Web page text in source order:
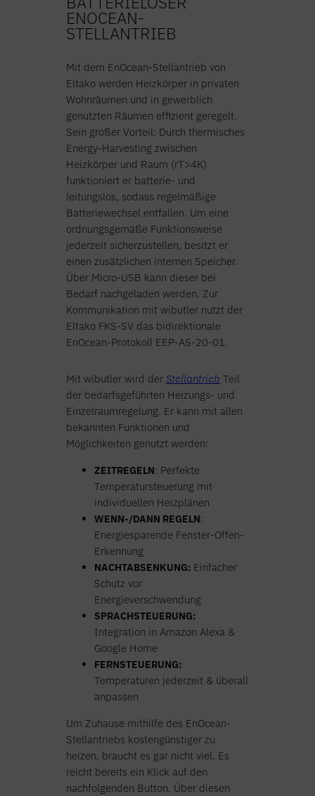
BATTERIELOSER
ENOCEAN-
STELLANTRIEB
Mit dem EnOcean-Stellantrieb von
Eltako werden Heizkörper in privaten
Wohnräumen und in gewerblich
genutzten Räumen effizient geregelt.
Sein großer Vorteil: Durch thermisches
Energy-Harvesting zwischen
Heizkörper und Raum (rT>4K)
funktioniert er batterie- und
leitungslos, sodass regelmäßige
Batteriewechsel entfallen. Um eine
ordnungsgemäße Funktionsweise
jederzeit sicherzustellen, besitzt er
einen zusätzlichen internen Speicher.
Über Micro-USB kann dieser bei
Bedarf nachgeladen werden. Zur
Kommunikation mit wibutler nutzt der
Eltako FKS-SV das bidirektionale
EnOcean-Protokoll EEP-A5-20-01.
Mit wibutler wird derStellantrieb Teil
der bedarfsgeführten Heizungs- und
Einzelraumregelung. Er kann mit allen
bekannten Funktionen und
Möglichkeiten genutzt werden:
ZEITREGELN: Perfekte
Temperatursteuerung mit
individuellen Heizplänen
WENN-/DANN REGELN:
Energiesparende Fenster-Offen-
Erkennung
NACHTABSENKUNG: Einfacher
Schutz vor
Energieverschwendung
SPRACHSTEUERUNG:
Integration in Amazon Alexa &
Google Home
FERNSTEUERUNG:
Temperaturen jederzeit & überall
anpassen
Um Zuhause mithilfe des EnOcean-
Stellantriebs kostengünstiger zu
heizen, braucht es gar nicht viel. Es
reicht bereits ein Klick auf den
nachfolgenden Button. Über diesen